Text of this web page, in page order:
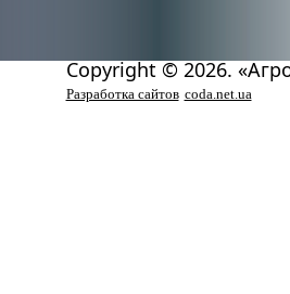
Copyright © 2026.
Разработка сайтов coda.net.ua